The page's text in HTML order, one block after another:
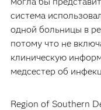
система
одной больницы в
потому что не
клиническую
медсестер об
Region of Southern